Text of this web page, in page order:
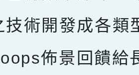
技術開發成各類
佈景回饋給